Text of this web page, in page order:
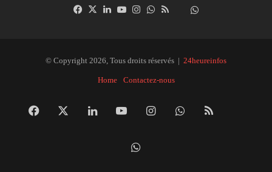
Facebook
X LinkedinYouTubeInstagramWhatsAppDailymotion
© Copyright 2026, Tous droits réservés | 24heureinfos
Home Contactez-nous
Facebook LinkedinYouTubeInstagramWhatsApp
RSS